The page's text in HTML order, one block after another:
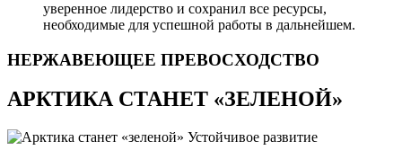
уверенное лидерство и сохранил все ресурсы,
необходимые для успешной работы в дальнейшем.
НЕРЖАВЕЮЩЕЕ ПРЕВОСХОДСТВО
АРКТИКА СТАНЕТ «ЗЕЛЕНОЙ»
Устойчивое развитие